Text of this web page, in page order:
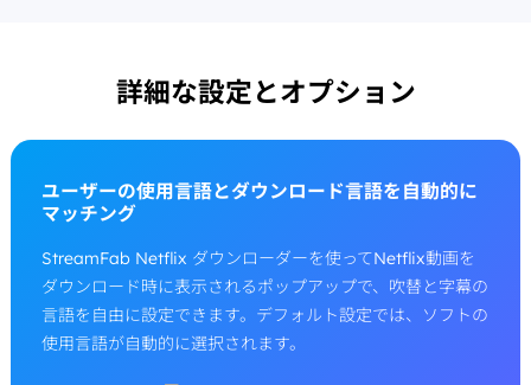
詳細な設定とオプション
ユーザーの使用言語とダウンロード言語を自動的に
マッチング
StreamFab Netflix ダウンローダーを使ってNetflix動画を
ダウンロード時に表示されるポップアップで、吹替と字幕の
言語を自由に設定できます。デフォルト設定では、ソフトの
使用言語が自動的に選択されます。